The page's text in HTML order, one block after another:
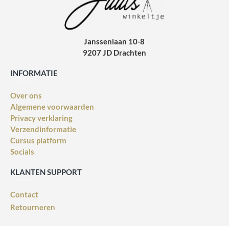
Janssenlaan 10-8
9207 JD Drachten
INFORMATIE
Over ons
Algemene voorwaarden
Privacy verklaring
Verzendinformatie
Cursus platform
Socials
KLANTEN SUPPORT
Contact
Retourneren